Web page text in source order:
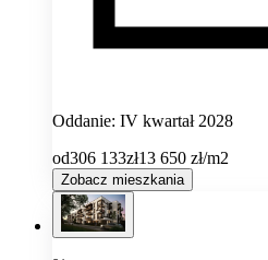
Oddanie: IV kwartał 2028
od306 133zł13 650 zł/m2
Zobacz mieszkania